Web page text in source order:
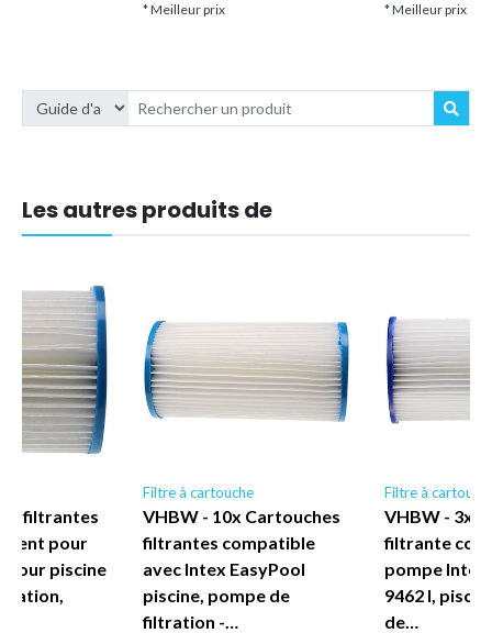
* Meilleur prix * Meilleur prix
Les autres produits de
filtrantes
pour
pour piscine
Filtre à cartouche
VHBW - 10x Cartouches
filtrantes compatible
avec Intex EasyPool
piscine, pompe de
filtration -…
Filtre à
VHBW - 3x
filtrante
pompe Intex
9462 l,
de…